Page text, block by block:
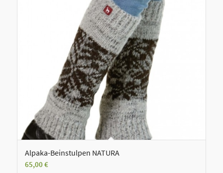
Alpaka-Beinstulpen NATURA
65,00 €